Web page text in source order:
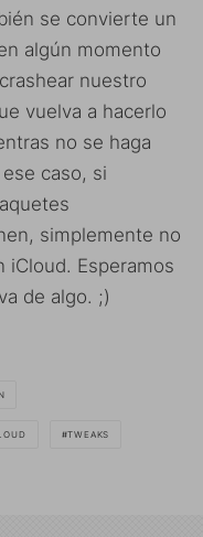
se convierte un
algún momento
nuestro
vuelva a hacerlo
no se haga
caso, si
simplemente no
iCloud. Esperamos
de algo. ;)
TWEAKS